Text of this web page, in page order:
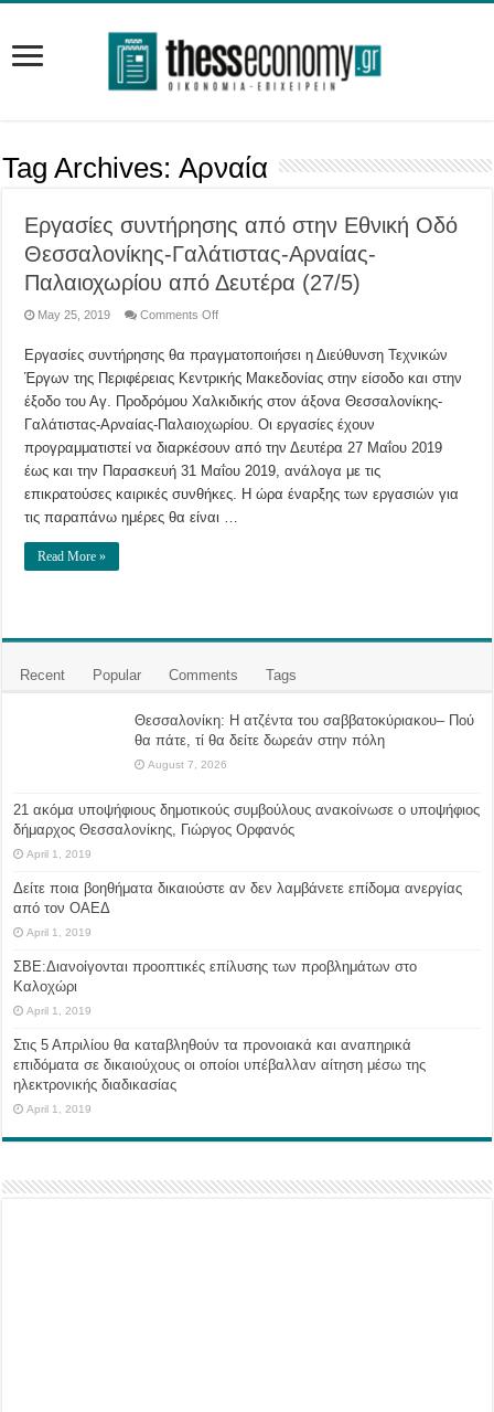
Tag Archives:Αρναία
Εργασίες συντήρησης από στην Εθνική Οδό
Θεσσαλονίκης-Γαλάτιστας-Αρναίας-
Παλαιοχωρίου από Δευτέρα (27/5)
May 25, 2019 Comments Offon
από
στην
Εθνική
Οδό
Θεσσαλονίκης-
Γαλάτιστας-
Αρναίας-
Παλαιοχωρίου
Δευτέρα
(27/5)
Εργασίες συντήρησης θα πραγματοποιήσει η Διεύθυνση Τεχνικών
Έργων της Περιφέρειας Κεντρικής Μακεδονίας στην είσοδο και στην
έξοδο του Αγ. Προδρόμου Χαλκιδικής στον άξονα Θεσσαλονίκης-
Γαλάτιστας-Αρναίας-Παλαιοχωρίου. Οι εργασίες έχουν
προγραμματιστεί να διαρκέσουν από την Δευτέρα 27 Μαΐου 2019
έως και την Παρασκευή 31 Μαΐου 2019, ανάλογα με τις
επικρατούσες καιρικές συνθήκες. Η ώρα έναρξης των εργασιών για
τις παραπάνω ημέρες θα είναι …
Read More »
Recent Popular Comments Tags
Θεσσαλονίκη: Η ατζέντα του σαββατοκύριακου– Πού
θα πάτε, τί θα δείτε δωρεάν στην πόλη
August 7, 2026
21 ακόμα υποψήφιους δημοτικούς συμβούλους ανακοίνωσε ο υποψήφιος
δήμαρχος Θεσσαλονίκης, Γιώργος Ορφανός
April 1, 2019
Δείτε ποια βοηθήματα δικαιούστε αν δεν λαμβάνετε επίδομα ανεργίας
από τον ΟΑΕΔ
April 1, 2019
ΣΒΕ:Διανοίγονται προοπτικές επίλυσης των προβλημάτων στο
Καλοχώρι
April 1, 2019
Στις 5 Απριλίου θα καταβληθούν τα προνοιακά και αναπηρικά
επιδόματα σε δικαιούχους οι οποίοι υπέβαλλαν αίτηση μέσω της
ηλεκτρονικής διαδικασίας
April 1, 2019